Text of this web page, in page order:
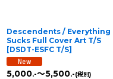
Descendents / Everything
Sucks Full Cover Art T/S
[DSDT-ESFC T/S]
5,000.-～5,500.-(税別)